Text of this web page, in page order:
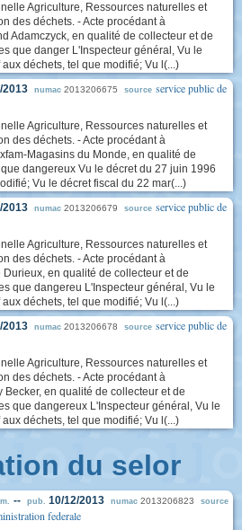
Agriculture, Ressources naturelles et
des déchets. - Acte procédant à
Adamczyck, en qualité de collecteur et de
que danger L'Inspecteur général, Vu le
déchets, tel que modifié; Vu l(...)
2013 numac 2013206675 source service public de
Agriculture, Ressources naturelles et
des déchets. - Acte procédant à
Magasins du Monde, en qualité de
dangereux Vu le décret du 27 juin 1996
Vu le décret fiscal du 22 mar(...)
2013 numac 2013206679 source service public de
Agriculture, Ressources naturelles et
des déchets. - Acte procédant à
Durieux, en qualité de collecteur et de
que dangereu L'Inspecteur général, Vu le
déchets, tel que modifié; Vu l(...)
2013 numac 2013206678 source service public de
Agriculture, Ressources naturelles et
des déchets. - Acte procédant à
Becker, en qualité de collecteur et de
que dangereux L'Inspecteur général, Vu le
déchets, tel que modifié; Vu l(...)
du selor
-- pub. 10/12/2013 numac 2013206823 source
federale